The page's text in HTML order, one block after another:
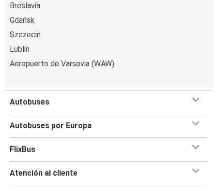
Breslavia
Gdańsk
Szczecin
Lublin
Aeropuerto de Varsovia (WAW)
Autobuses
Autobuses por Europa
FlixBus
Atención al cliente